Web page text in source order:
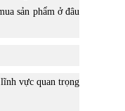
sản phẩm ở đâu
vực quan trọng